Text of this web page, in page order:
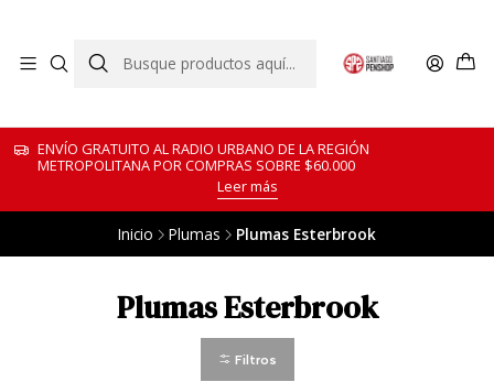
ENVÍO GRATUITO AL RADIO URBANO DE LA REGIÓN
METROPOLITANA POR COMPRAS SOBRE $60.000
Leer más
Inicio Plumas Plumas Esterbrook
Plumas Esterbrook
Filtros